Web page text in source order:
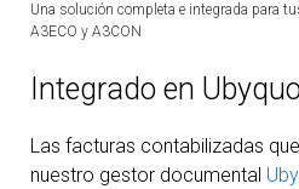
Una solución completa e integrada para
A3ECO y A3CON
Integrado en
Las facturas contabilizadas
nuestro gestor documental